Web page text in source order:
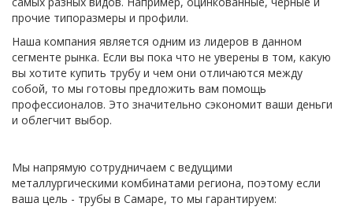
прочие типоразмеры и профили.
Наша компания является одним из лидеров в данном
сегменте рынка. Если вы пока что не уверены в том, какую
вы хотите купить трубу и чем они отличаются между
собой, то мы готовы предложить вам помощь
профессионалов. Это значительно сэкономит ваши деньги
и облегчит выбор.
Мы напрямую сотрудничаем с ведущими
металлургическими комбинатами региона, поэтому если
ваша цель - трубы в Самаре, то мы гарантируем: